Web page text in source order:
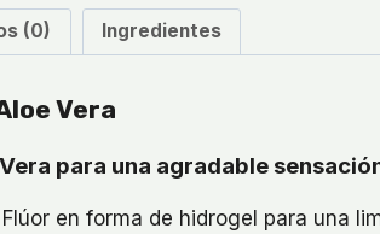
(0) Ingredientes
Vera
para una agradable
en forma de hidrogel para una